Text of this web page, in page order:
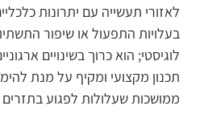
לאזורי תעשייה עם יתרונות
בעלויות התפעול או שיפור
לוגיסטי; הוא כרוך בשינויים
תכנון מקצועי ומקיף על מנת
ממושכות שעלולות לפגוע